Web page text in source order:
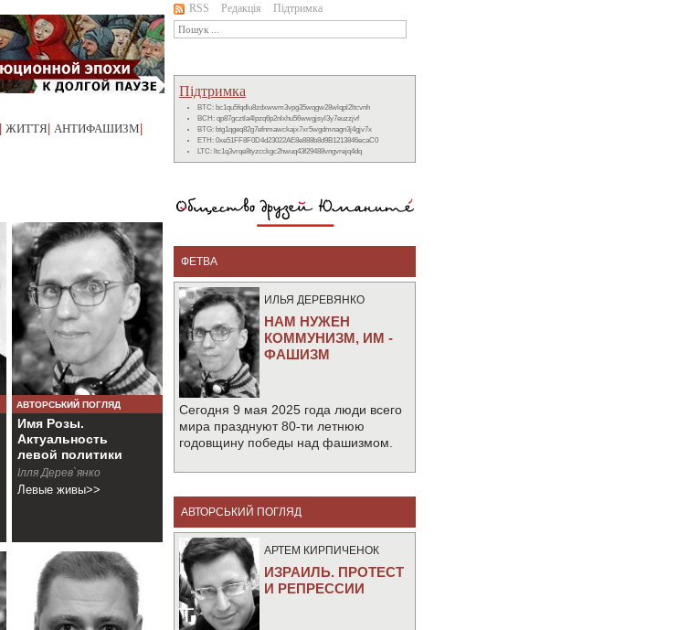
ЖИТТЯ АНТИФАШИЗМ
АВТОРСЬКИЙ ПОГЛЯД
Имя Розы.
Актуальность
левой политики
Ілля Дерев`янко
Левые живы>>
RSS Редакція Підтримка
Підтримка
BTC: bc1qu5fqdlu8zdxwwm3vpg35wqgw28wlqpl2ltcvnh
BCH: qp87gcztla4lpzq6p2nlxhu56wwgjsyl3y7euzzjvf
BTG: btg1qgeq82g7efnmawckajx7xr5wgdmnagn3j4gjv7x
ETH: 0xe51FF8F0D4d23022AE8e888b8d9B1213846ecaC0
LTC: ltc1q3vrqe8tyzcckgc2hwuq43f29488vngvrejq4dq
ФЕТВА
ИЛЬЯ ДЕРЕВЯНКО
НАМ НУЖЕН
КОММУНИЗМ, ИМ -
ФАШИЗМ
Сегодня 9 мая 2025 года люди всего
мира празднуют 80-ти летнюю
годовщину победы над фашизмом.
АВТОРСЬКИЙ ПОГЛЯД
АРТЕМ КИРПИЧЕНОК
ИЗРАИЛЬ. ПРОТЕСТ
И РЕПРЕССИИ